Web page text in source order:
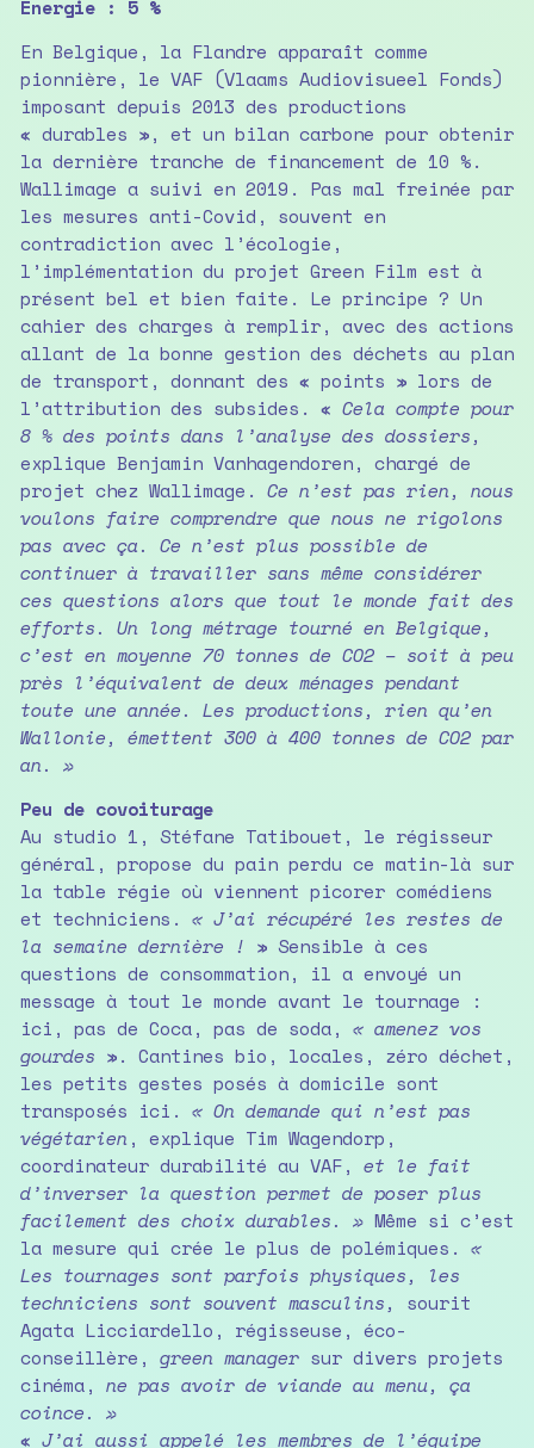
Energie : 5 %
En Belgique, la Flandre apparaît comme
pionnière, le VAF (Vlaams Audiovisueel Fonds)
imposant depuis 2013 des productions
« durables », et un bilan carbone pour obtenir
la dernière tranche de financement de 10 %.
Wallimage a suivi en 2019. Pas mal freinée par
les mesures anti-Covid, souvent en
contradiction avec l’écologie,
l’implémentation du projet Green Film est à
présent bel et bien faite. Le principe ? Un
cahier des charges à remplir, avec des actions
allant de la bonne gestion des déchets au plan
de transport, donnant des « points » lors de
l’attribution des subsides. « Cela compte pour
8 % des points dans l’analyse des dossiers,
explique Benjamin Vanhagendoren, chargé de
projet chez Wallimage. Ce n’est pas rien, nous
voulons faire comprendre que nous ne rigolons
pas avec ça. Ce n’est plus possible de
continuer à travailler sans même considérer
ces questions alors que tout le monde fait des
efforts. Un long métrage tourné en Belgique,
c’est en moyenne 70 tonnes de CO2 – soit à peu
près l’équivalent de deux ménages pendant
toute une année. Les productions, rien qu’en
Wallonie, émettent 300 à 400 tonnes de CO2 par
an. »
Peu de covoiturage
Au studio 1, Stéfane Tatibouet, le régisseur
général, propose du pain perdu ce matin-là sur
la table régie où viennent picorer comédiens
et techniciens. « J’ai récupéré les restes de
la semaine dernière ! » Sensible à ces
questions de consommation, il a envoyé un
message à tout le monde avant le tournage :
ici, pas de Coca, pas de soda, « amenez vos
gourdes ». Cantines bio, locales, zéro déchet,
les petits gestes posés à domicile sont
transposés ici. « On demande qui n’est pas
végétarien, explique Tim Wagendorp,
coordinateur durabilité au VAF, et le fait
d’inverser la question permet de poser plus
facilement des choix durables. »Même si c’est
la mesure qui crée le plus de polémiques. «
Les tournages sont parfois physiques, les
techniciens sont souvent masculins,
sourit
Agata Licciardello, régisseuse, éco-
conseillère, green managersur divers projets
cinéma, ne pas avoir de viande au menu, ça
coince. »
« J’ai aussi appelé les membres de l’équipe